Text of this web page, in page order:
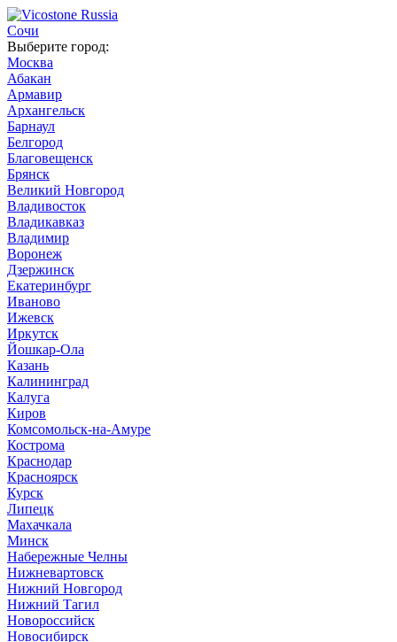
Сочи
Выберите город:
Москва
Абакан
Армавир
Архангельск
Барнаул
Белгород
Благовещенск
Брянск
Великий Новгород
Владивосток
Владикавказ
Владимир
Воронеж
Дзержинск
Екатеринбург
Иваново
Ижевск
Иркутск
Йошкар-Ола
Казань
Калининград
Калуга
Киров
Комсомольск-на-Амуре
Кострома
Краснодар
Красноярск
Курск
Липецк
Махачкала
Минск
Набережные Челны
Нижневартовск
Нижний Новгород
Нижний Тагил
Новороссийск
Новосибирск